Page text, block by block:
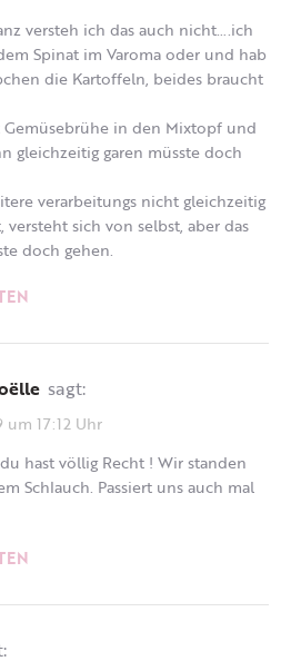
versteh ich das auch nicht….ich
Spinat im Varoma oder und hab
die Kartoffeln, beides braucht
Gemüsebrühe in den Mixtopf und
gleichzeitig garen müsste doch
verarbeitungs nicht gleichzeitig
versteht sich von selbst, aber das
doch gehen.
sagt:
um 17:12 Uhr
hast völlig Recht ! Wir standen
Schlauch. Passiert uns auch mal